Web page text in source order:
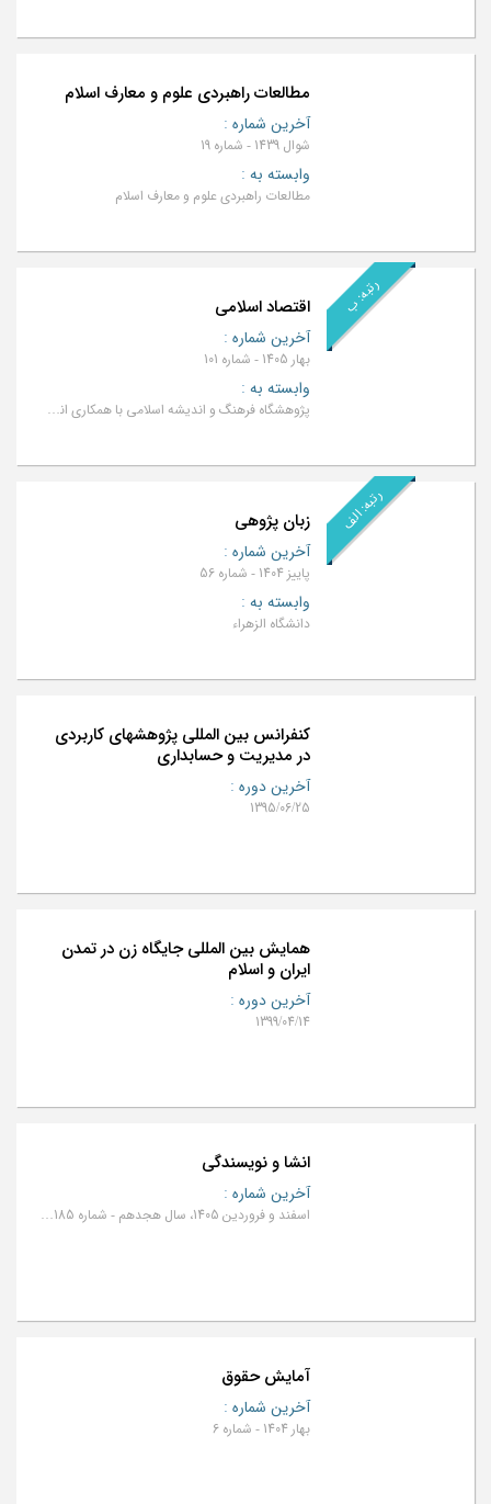
مطالعات راهبردی علوم و معارف اسلام
آخرین شماره :
شوال 1439 - شماره 19
وابسته به :
مطالعات راهبردی علوم و معارف اسلام
رتبه: ب اقتصاد اسلامی
آخرین شماره :
بهار 1405 - شماره 101
وابسته به :
پژوهشگاه فرهنگ و اندیشه اسلامی با همکاری انجمن اقتصاد اسلامی ایران
رتبه: الف زبان پژوهی
آخرین شماره :
پاییز 1404 - شماره 56
وابسته به :
دانشگاه الزهراء
کنفرانس بین المللی پژوهشهای کاربردی
در مدیریت و حسابداری
آخرین دوره :
1395/06/25
همایش بین المللی جایگاه زن در تمدن
ایران و اسلام
آخرین دوره :
1399/04/14
انشا و نویسندگی
آخرین شماره :
اسفند و فروردین 1405، سال هجدهم - شماره 185 و 186
آمایش حقوق
آخرین شماره :
بهار 1404 - شماره 6